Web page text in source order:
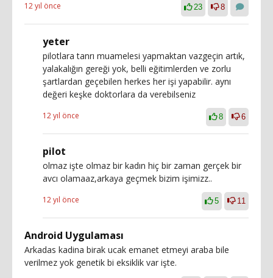
12 yıl önce 23 8
yeter
pilotlara tanrı muamelesi yapmaktan vazgeçin artık,
yalakalığın gereği yok, belli eğitimlerden ve zorlu
şartlardan geçebilen herkes her işi yapabilir. aynı
değeri keşke doktorlara da verebilseniz
12 yıl önce 8 6
pilot
olmaz işte olmaz bir kadın hiç bir zaman gerçek bir
avcı olamaaz,arkaya geçmek bizim işimizz..
12 yıl önce 5 11
Android Uygulaması
Arkadas kadina birak ucak emanet etmeyi araba bile
verilmez yok genetik bi eksiklik var işte.